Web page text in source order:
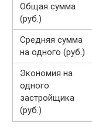
Общая сумма
(руб.)
Средняя сумма
на одного (руб.)
Экономия на
одного
застройщика
(руб.)